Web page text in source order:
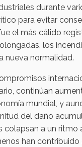
durante
para evitar
el más cálido
los
nueva normalidad.
continúan
mundial, y
del daño
colapsan a un
han